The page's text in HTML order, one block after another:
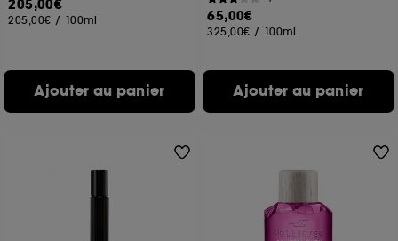
205,00€
205,00€ / 100ml
Ajouter au panier
65,00€
325,00€ / 100ml
Ajouter au panier